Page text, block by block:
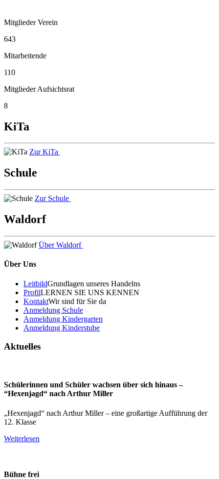
Mitglieder Verein
643
Mitarbeitende
110
Mitglieder Aufsichtsrat
8
KiTa
Zur KiTa
Schule
Zur Schule
Waldorf
Über Waldorf
Über Uns
LeitbildGrundlagen unseres Handelns
ProfilLERNEN SIE UNS KENNEN
KontaktWir sind für Sie da
Anmeldung Schule
Anmeldung Kindergarten
Anmeldung Kinderstube
Aktuelles
Schülerinnen und Schüler wachsen über sich hinaus –
“Hexenjagd“ nach Arthur Miller
„Hexenjagd“ nach Arthur Miller – eine großartige Aufführung der
12. Klasse
Weiterlesen
Bühne frei